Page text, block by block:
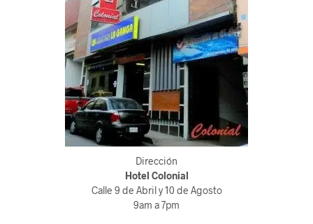
Dirección
Hotel Colonial
Calle 9 de Abril y 10 de Agosto
9am a 7pm